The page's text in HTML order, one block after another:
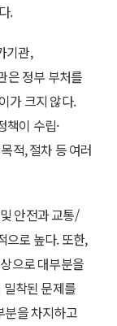
.
기관,
은 정부 부처를
가 크지 않다.
책이 수립·
적, 절차 등 여러
안전과 교통/
으로 높다. 또한,
으로 대부분을
착된 문제를
분을 차지하고